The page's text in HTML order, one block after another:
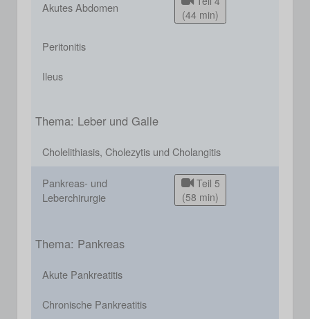
Akutes Abdomen
(44 min)
Peritonitis
Ileus
Thema: Leber und Galle
Cholelithiasis, Cholezytis und Cholangitis
Pankreas- und
Leberchirurgie
Teil 5
(58 min)
Thema: Pankreas
Akute Pankreatitis
Chronische Pankreatitis